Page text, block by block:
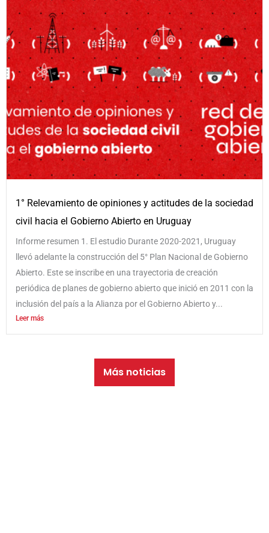
1° Relevamiento de opiniones y actitudes de la sociedad
civil hacia el Gobierno Abierto en Uruguay
Informe resumen 1. El estudio Durante 2020-2021, Uruguay
llevó adelante la construcción del 5° Plan Nacional de Gobierno
Abierto. Este se inscribe en una trayectoria de creación
periódica de planes de gobierno abierto que inició en 2011 con la
inclusión del país a la Alianza por el Gobierno Abierto y...
Leer más
Más noticias